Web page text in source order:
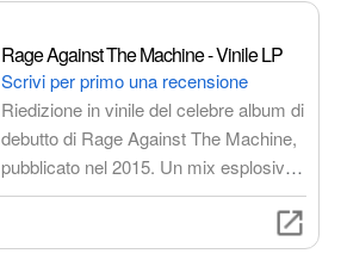
understatement.
Rage Against The Machine - Vinile LP
Scrivi per primo una recensione
Riedizione in vinile del celebre album di
debutto di Rage Against The Machine,
pubblicato nel 2015. Un mix esplosivo
di rap, metal e rock alternativo con testi
capolavoro senza tempo che ha